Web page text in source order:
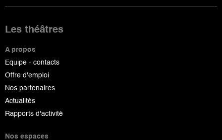
Les théâtres
A propos
Equipe - contacts
Offre d'emploi
Nos partenaires
Actualités
Rapports d'activité
Nos espaces